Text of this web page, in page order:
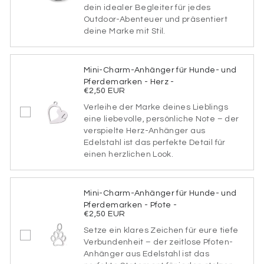
SCHRIFTART1
SCHRIFTART2
SCHRIFTART4
dein idealer Begleiter für jedes
Outdoor-Abenteuer und präsentiert
deine Marke mit Stil.
Mini-Charm-Anhänger für Hunde- und
Pferdemarken - Herz -
€2,50 EUR
Verleihe der Marke deines Lieblings
eine liebevolle, persönliche Note – der
verspielte Herz-Anhänger aus
Edelstahl ist das perfekte Detail für
einen herzlichen Look.
Mini-Charm-Anhänger für Hunde- und
Pferdemarken - Pfote -
€2,50 EUR
Setze ein klares Zeichen für eure tiefe
Verbundenheit – der zeitlose Pfoten-
Anhänger aus Edelstahl ist das